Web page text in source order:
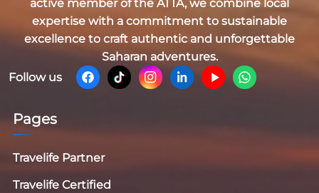
active member of the ATTA, we combine local
expertise with a commitment to sustainable
excellence to craft authentic and unforgettable
Saharan adventures.
Follow us
Pages
Travelife Partner
Travelife Certified